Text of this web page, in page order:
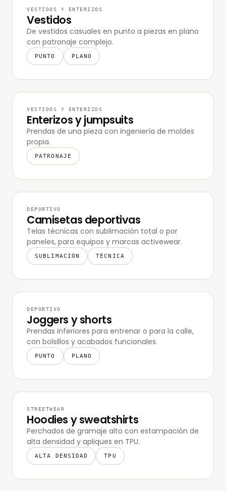
VESTIDOS Y ENTERIZOS
Vestidos
De vestidos casuales en punto a piezas en plano
con patronaje complejo.
PUNTO PLANO
VESTIDOS Y ENTERIZOS
Enterizos y jumpsuits
Prendas de una pieza con ingeniería de moldes
propia.
PATRONAJE
DEPORTIVO
Camisetas deportivas
Telas técnicas con sublimación total o por
paneles, para equipos y marcas activewear.
SUBLIMACIÓN TÉCNICA
DEPORTIVO
Joggers y shorts
Prendas inferiores para entrenar o para la calle,
con bolsillos y acabados funcionales.
PUNTO PLANO
STREETWEAR
Hoodies y sweatshirts
Perchados de gramaje alto con estampación de
alta densidad y apliques en TPU.
ALTA DENSIDAD TPU